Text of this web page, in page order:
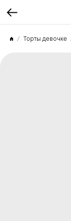
Торты девочке